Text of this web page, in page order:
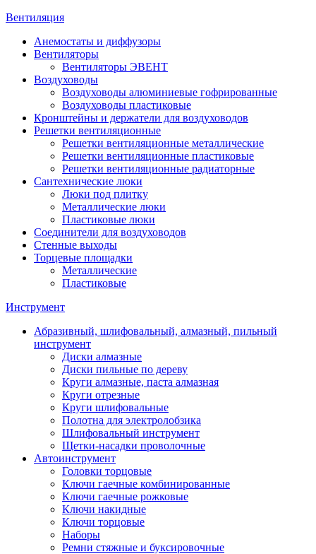
Вентиляция
Анемостаты и диффузоры
Вентиляторы
Вентиляторы ЭВЕНТ
Воздуховоды
Воздуховоды алюминиевые гофрированные
Воздуховоды пластиковые
Кронштейны и держатели для воздуховодов
Решетки вентиляционные
Решетки вентиляционные металлические
Решетки вентиляционные пластиковые
Решетки вентиляционные радиаторные
Сантехнические люки
Люки под плитку
Металлические люки
Пластиковые люки
Соединители для воздуховодов
Стенные выходы
Торцевые площадки
Металлические
Пластиковые
Инструмент
Абразивный, шлифовальный, алмазный, пильный
инструмент
Диски алмазные
Диски пильные по дереву
Круги алмазные, паста алмазная
Круги отрезные
Круги шлифовальные
Полотна для электролобзика
Шлифовальный инструмент
Щетки-насадки проволочные
Автоинструмент
Головки торцовые
Ключи гаечные комбинированные
Ключи гаечные рожковые
Ключи накидные
Ключи торцовые
Наборы
Ремни стяжные и буксировочные